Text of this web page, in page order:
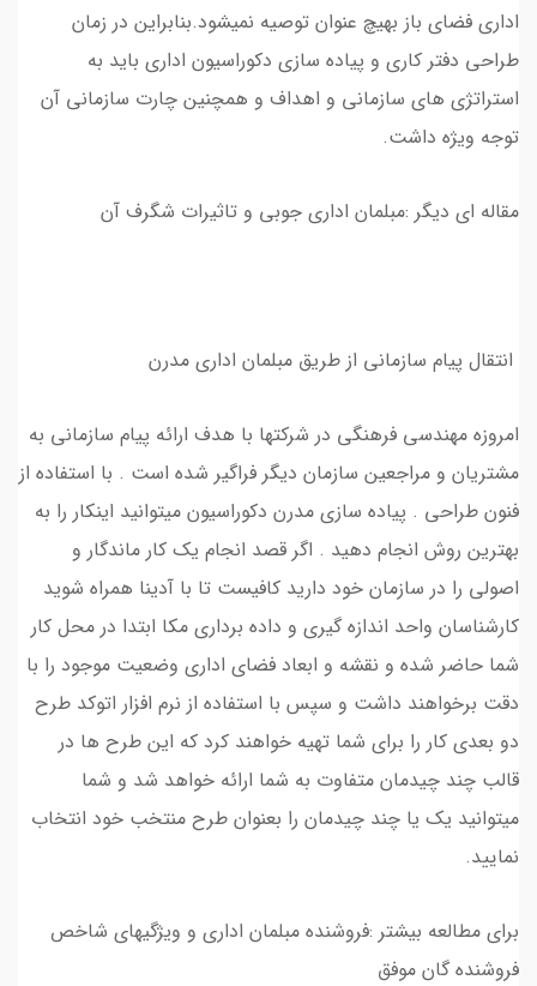
اداری فضای باز بهیچ عنوان توصیه نمیشود.بنابراین در زمان
طراحی دفتر کاری و پیاده سازی دکوراسیون اداری باید به
استراتژی های سازمانی و اهداف و همچنین چارت سازمانی آن
توجه ویژه داشت.
مقاله ای دیگر :مبلمان اداری جوبی و تاثیرات شگرف آن
انتقال پیام سازمانی از طریق مبلمان اداری مدرن
امروزه مهندسی فرهنگی در شرکتها با هدف ارائه پیام سازمانی به
مشتریان و مراجعین سازمان دیگر فراگیر شده است . با استفاده از
فنون طراحی . پیاده سازی مدرن دکوراسیون میتوانید اینکار را به
بهترین روش انجام دهید . اگر قصد انجام یک کار ماندگار و
اصولی را در سازمان خود دارید کافیست تا با آدینا همراه شوید
کارشناسان واحد اندازه گیری و داده برداری مکا ابتدا در محل کار
شما حاضر شده و نقشه و ابعاد فضای اداری وضعیت موجود را با
دقت برخواهند داشت و سپس با استفاده از نرم افزار اتوکد طرح
دو بعدی کار را برای شما تهیه خواهند کرد که این طرح ها در
قالب چند چیدمان متفاوت به شما ارائه خواهد شد و شما
میتوانید یک یا چند چیدمان را بعنوان طرح منتخب خود انتخاب
نمایید.
برای مطالعه بیشتر :فروشنده مبلمان اداری و ویژگیهای شاخص
فروشنده گان موفق